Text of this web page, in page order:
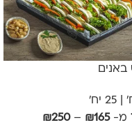
באנים
מ-
₪165
–
₪250